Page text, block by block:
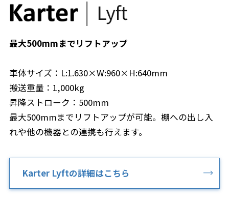
最大500mmまでリフトアップ
車体サイズ：L:1.630×W:960×H:640mm
搬送重量：1,000kg
昇降ストローク：500mm
最大500mmまでリフトアップが可能。棚への出し入
れや他の機器との連携も行えます。
Karter Lyftの詳細はこちら